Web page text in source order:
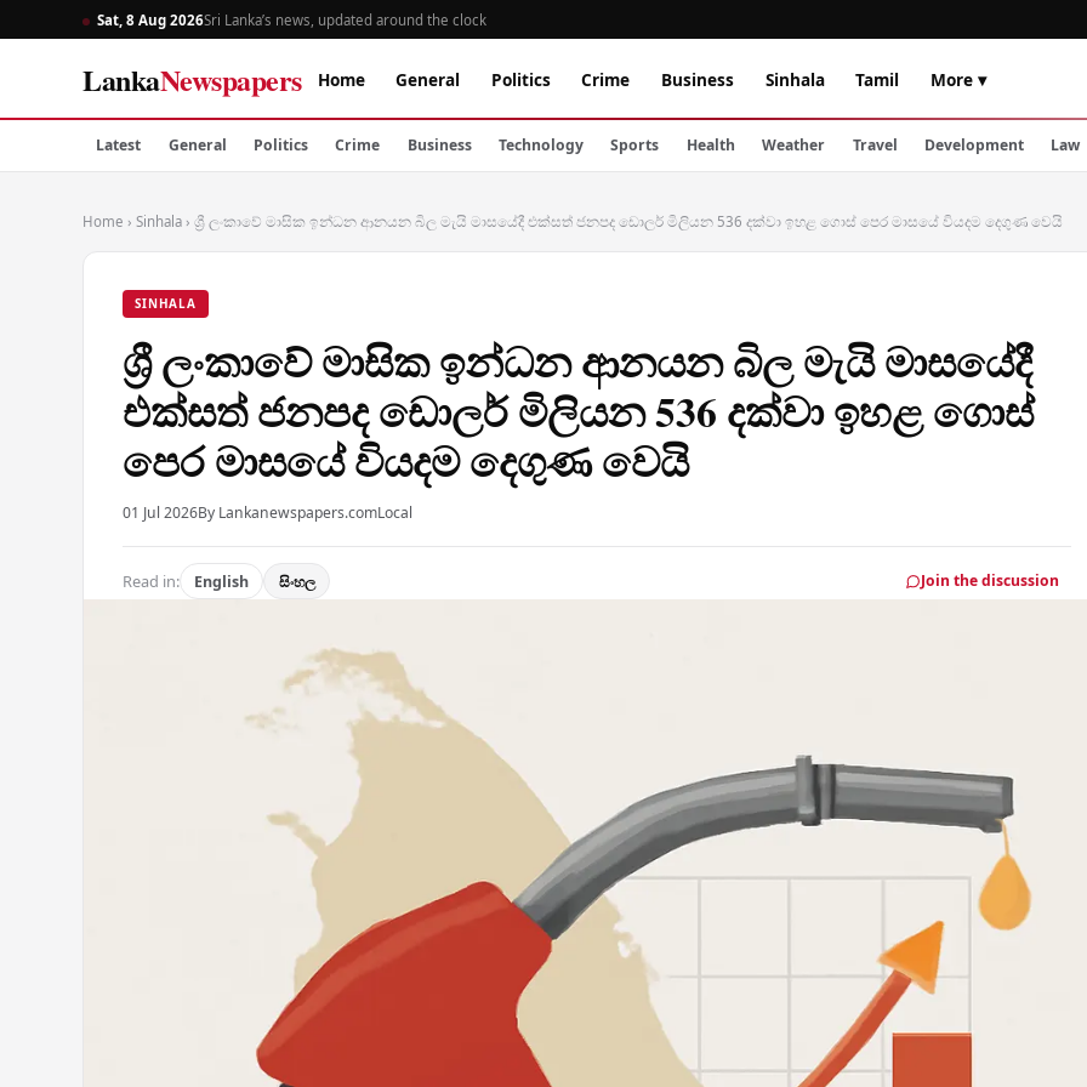
Sat, 8 Aug 2026Sri Lanka’s news, updated around the clock
LankaNewspapers Home General Politics Crime Business Sinhala Tamil More ▾
Latest General Politics Crime Business Technology Sports Health Weather Travel Development Law
Home › Sinhala › ශ්‍රී ලංකාවේ මාසික ඉන්ධන ආනයන බිල මැයි මාසයේදී එක්සත් ජනපද ඩොලර් මිලියන 536 දක්වා ඉහළ ගොස් පෙර මාසයේ වියදම දෙගුණ වෙයි
SINHALA
ශ්‍රී ලංකාවේ මාසික ඉන්ධන ආනයන බිල මැයි මාසයේදී
එක්සත් ජනපද ඩොලර් මිලියන 536 දක්වා ඉහළ ගොස්
පෙර මාසයේ වියදම දෙගුණ වෙයි
01 Jul 2026By Lankanewspapers.comLocal
Read in: English සිංහල Join the discussion